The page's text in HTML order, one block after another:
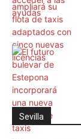
Sevilla